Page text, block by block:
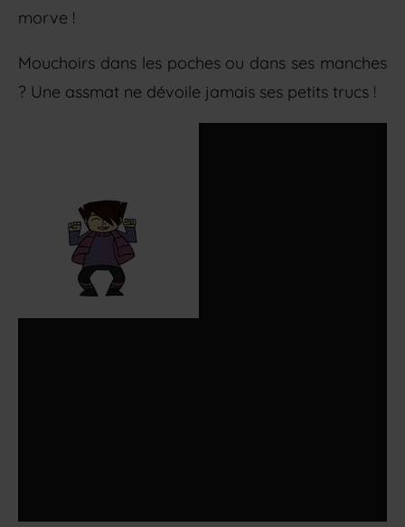
morve !
Mouchoirs dans les poches ou dans ses manches
? Une assmat ne dévoile jamais ses petits trucs !